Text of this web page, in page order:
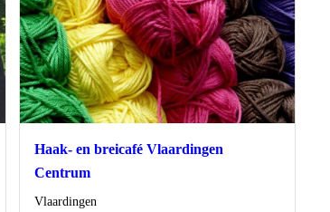
Haak- en breicafé Vlaardingen
Centrum
Locatie
Vlaardingen